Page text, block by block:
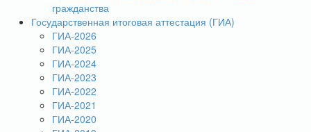
гражданства
Государственная итоговая аттестация (ГИА)
ГИА-2026
ГИА-2025
ГИА-2024
ГИА-2023
ГИА-2022
ГИА-2021
ГИА-2020